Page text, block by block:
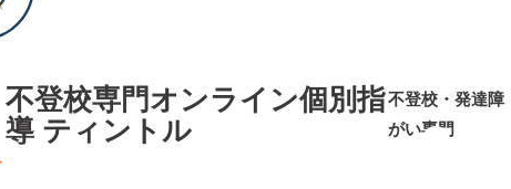
不登校専門オンライン個別指
導 ティントル
不登校・発達障
がい専門